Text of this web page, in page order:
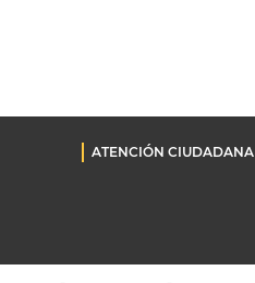
ATENCIÓN CIUDADANA